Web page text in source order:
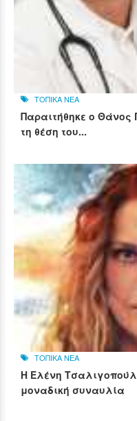
ΤΟΠΙΚΑ ΝΕΑ
Παραιτήθηκε ο Θάνος
τη θέση του...
ΤΟΠΙΚΑ ΝΕΑ
Η Ελένη
μοναδική συναυλία